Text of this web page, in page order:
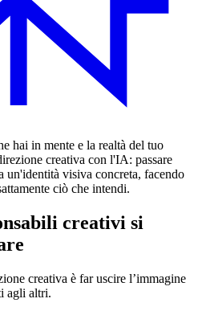
hai in mente e la realtà del tuo
creativa con l'IA: passare
un'identità visiva concreta, facendo
ciò che intendi.
creativi si
creativa è far uscire l’immagine
agli altri.